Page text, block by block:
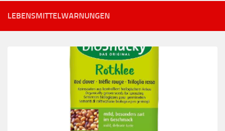
LEBENSMITTELWARNUNGEN